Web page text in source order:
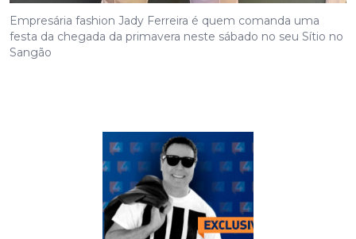
Empresária fashion Jady Ferreira é quem comanda uma
festa da chegada da primavera neste sábado no seu Sítio no
Sangão